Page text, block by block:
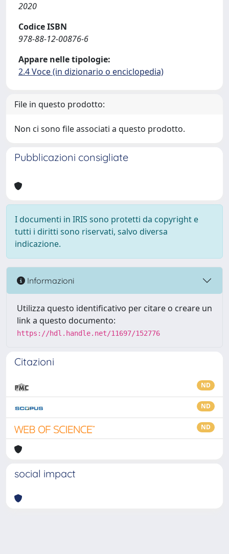
2020
Codice ISBN
978-88-12-00876-6
Appare nelle tipologie:
2.4 Voce (in dizionario o enciclopedia)
File in questo prodotto:
Non ci sono file associati a questo prodotto.
Pubblicazioni consigliate
I documenti in IRIS sono protetti da copyright e
tutti i diritti sono riservati, salvo diversa
indicazione.
Informazioni
Utilizza questo identificativo per citare o creare un
link a questo documento:
https://hdl.handle.net/11697/152776
Citazioni
ND
ND
ND
social impact